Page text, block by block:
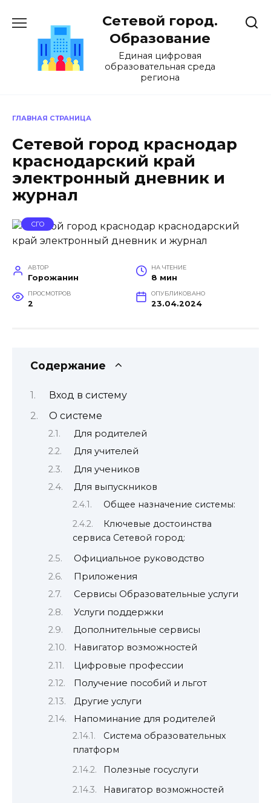
содержанию
Сетевой город.
Образование
Единая цифровая
образовательная среда
региона
ГЛАВНАЯ СТРАНИЦА
Сетевой город краснодар
краснодарский край
электронный дневник и
журнал
СГО
АВТОР
Горожанин
НА ЧТЕНИЕ
8 мин
ПРОСМОТРОВ
2
ОПУБЛИКОВАНО
23.04.2024
Содержание
Вход в систему
О системе
Для родителей
Для учителей
Для учеников
Для выпускников
Общее назначение системы:
Ключевые достоинства
сервиса Сетевой город:
Официальное руководство
Приложения
Сервисы Образовательные услуги
Услуги поддержки
Дополнительные сервисы
Навигатор возможностей
Цифровые профессии
Получение пособий и льгот
Другие услуги
Напоминание для родителей
Система образовательных
платформ
Полезные госуслуги
Навигатор возможностей